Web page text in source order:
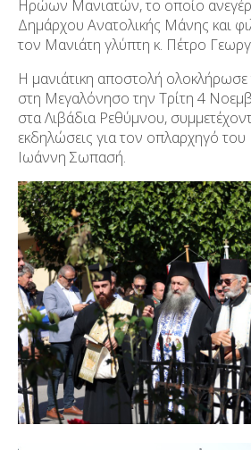
Ηρώων Μανιατών, το οποίο
Δημάρχου Ανατολικής Μάνης και
τον Μανιάτη γλύπτη κ. Πέτρο
Η μανιάτικη αποστολή ολοκλήρωσε
στη Μεγαλόνησο την Τρίτη 4
στα Λιβάδια Ρεθύμνου,
εκδηλώσεις για τον οπλαρχηγό
Ιωάννη Σωπασή.